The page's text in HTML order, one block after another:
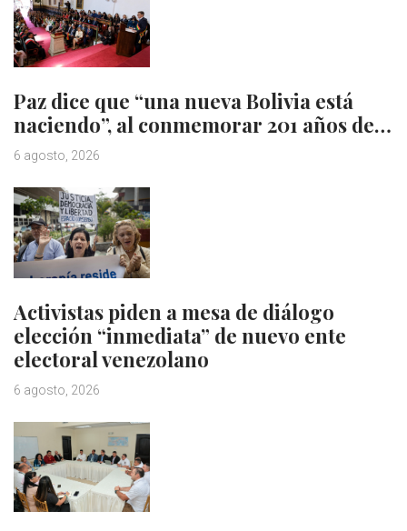
Paz dice que “una nueva Bolivia está
naciendo”, al conmemorar 201 años de…
6 agosto, 2026
Activistas piden a mesa de diálogo
elección “inmediata” de nuevo ente
electoral venezolano
6 agosto, 2026